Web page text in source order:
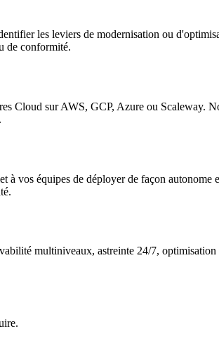
les leviers de modernisation ou
de conformité.
Cloud sur AWS, GCP, Azure ou Scaleway.
à vos équipes de déployer de façon
multiniveaux, astreinte 24/7,